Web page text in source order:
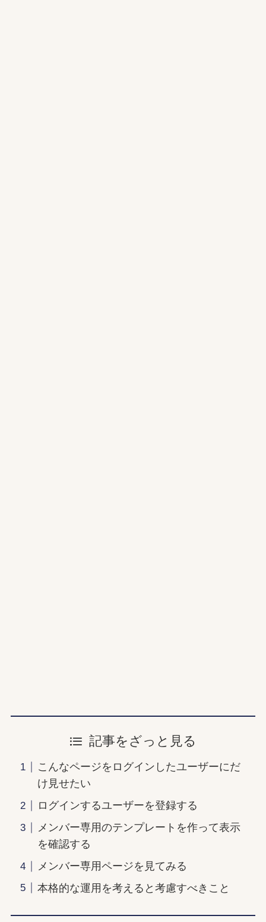
記事をざっと見る
こんなページをログインしたユーザーにだ
け見せたい
ログインするユーザーを登録する
メンバー専用のテンプレートを作って表示
を確認する
メンバー専用ページを見てみる
本格的な運用を考えると考慮すべきこと